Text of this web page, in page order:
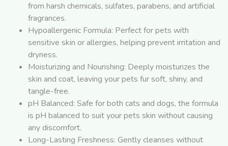
from harsh chemicals, sulfates, parabens, and artificial
fragrances.
Hypoallergenic Formula: Perfect for pets with
sensitive skin or allergies, helping prevent irritation and
dryness.
Moisturizing and Nourishing: Deeply moisturizes the
skin and coat, leaving your pets fur soft, shiny, and
tangle-free.
pH Balanced: Safe for both cats and dogs, the formula
is pH balanced to suit your pets skin without causing
any discomfort.
Long-Lasting Freshness: Gently cleanses without